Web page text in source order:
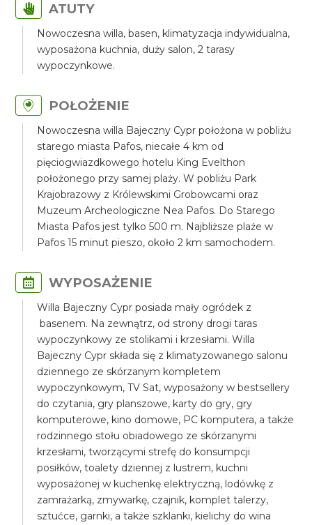
ATUTY
Nowoczesna willa, basen, klimatyzacja indywidualna,
wyposażona kuchnia, duży salon, 2 tarasy
wypoczynkowe.
POŁOŻENIE
Nowoczesna willa Bajeczny Cypr położona w pobliżu
starego miasta Pafos, niecałe 4 km od
pięciogwiazdkowego hotelu King Evelthon
położonego przy samej plaży. W pobliżu Park
Krajobrazowy z Królewskimi Grobowcami oraz
Muzeum Archeologiczne Nea Pafos. Do Starego
Miasta Pafos jest tylko 500 m. Najbliższe plaże w
Pafos 15 minut pieszo, około 2 km samochodem.
WYPOSAŻENIE
Willa Bajeczny Cypr posiada mały ogródek z
basenem. Na zewnątrz, od strony drogi taras
wypoczynkowy ze stolikami i krzesłami. Willa
Bajeczny Cypr składa się z klimatyzowanego salonu
dziennego ze skórzanym kompletem
wypoczynkowym, TV Sat, wyposażony w bestsellery
do czytania, gry planszowe, karty do gry, gry
komputerowe, kino domowe, PC komputera, a także
rodzinnego stołu obiadowego ze skórzanymi
krzesłami, tworzącymi strefę do konsumpcji
posiłków, toalety dziennej z lustrem, kuchni
wyposażonej w kuchenkę elektryczną, lodówkę z
zamrażarką, zmywarkę, czajnik, komplet talerzy,
sztućce, garnki, a także szklanki, kielichy do wina